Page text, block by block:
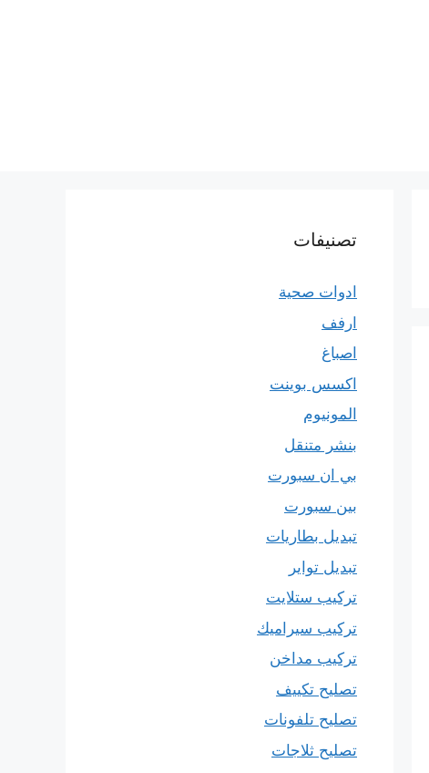
تصنيفات
ادوات صحية
ارفف
اصباغ
اكسس بوينت
المونيوم
بنشر متنقل
بي ان سبورت
بين سبورت
تبديل بطاريات
تبديل تواير
تركيب ستلايت
تركيب سيراميك
تركيب مداخن
تصليح تكييف
تصليح تلفونات
تصليح ثلاجات